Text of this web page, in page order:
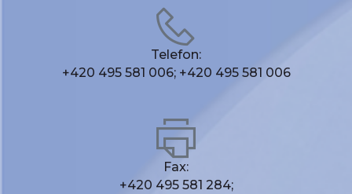
Telefon:
+420 495 581 006; +420 495 581 006
Fax:
+420 495 581 284;